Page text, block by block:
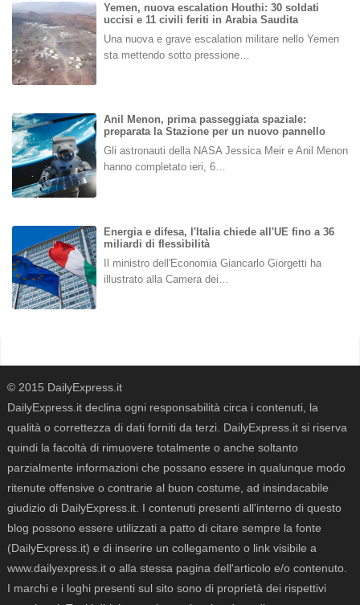
Yemen, nuova escalation Houthi: 30 soldati
uccisi e 11 civili feriti in Arabia Saudita
Una nuova e grave escalation militare nello Yemen
sta mettendo sotto pressione…
Anil Menon, prima passeggiata spaziale:
preparata la Stazione per un nuovo pannello
Gli astronauti della NASA Jessica Meir e Anil Menon
hanno completato ieri, 6…
Energia e difesa, l'Italia chiede all'UE fino a 36
miliardi di flessibilità
Il ministro dell'Economia Giancarlo Giorgetti ha
illustrato alla Camera dei…
© 2015 DailyExpress.it
DailyExpress.it declina ogni responsabilità circa i contenuti, la
qualità o correttezza di dati forniti da terzi. DailyExpress.it si riserva
quindi la facoltà di rimuovere totalmente o anche soltanto
parzialmente informazioni che possano essere in qualunque modo
ritenute offensive o contrarie al buon costume, ad insindacabile
giudizio di DailyExpress.it. I contenuti presenti all'interno di questo
blog possono essere utilizzati a patto di citare sempre la fonte
(DailyExpress.it) e di inserire un collegamento o link visibile a
www.dailyexpress.it o alla stessa pagina dell'articolo e/o contenuto.
I marchi e i loghi presenti sul sito sono di proprietà dei rispettivi